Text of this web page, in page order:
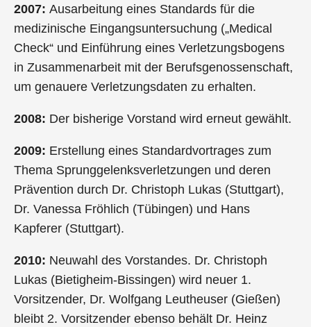
2007: Ausarbeitung eines Standards für die
medizinische Eingangsuntersuchung („Medical
Check“ und Einführung eines Verletzungsbogens
in Zusammenarbeit mit der Berufsgenossenschaft,
um genauere Verletzungsdaten zu erhalten.
2008: Der bisherige Vorstand wird erneut gewählt.
2009: Erstellung eines Standardvortrages zum
Thema Sprunggelenksverletzungen und deren
Prävention durch Dr. Christoph Lukas (Stuttgart),
Dr. Vanessa Fröhlich (Tübingen) und Hans
Kapferer (Stuttgart).
2010: Neuwahl des Vorstandes. Dr. Christoph
Lukas (Bietigheim-Bissingen) wird neuer 1.
Vorsitzender, Dr. Wolfgang Leutheuser (Gießen)
bleibt 2. Vorsitzender ebenso behält Dr. Heinz